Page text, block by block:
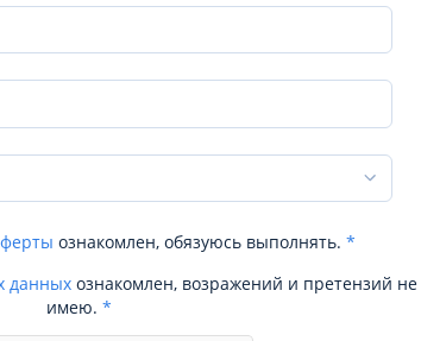
ознакомлен, обязуюсь выполнять. *
данных ознакомлен, возражений и претензий не
имею. *